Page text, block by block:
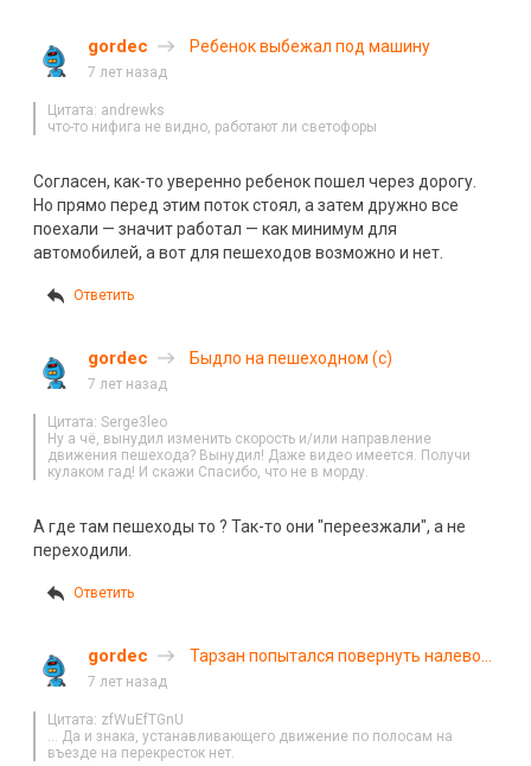
gordec Ребенок выбежал под машину
7 лет назад
Цитата: andrewks
что-то нифига не видно, работают ли светофоры
Согласен, как-то уверенно ребенок пошел через дорогу.
Но прямо перед этим поток стоял, а затем дружно все
поехали — значит работал — как минимум для
автомобилей, а вот для пешеходов возможно и нет.
Ответить
gordec Быдло на пешеходном (с)
7 лет назад
Цитата: Serge3leo
Ну а чё, вынудил изменить скорость и/или направление
движения пешехода? Вынудил! Даже видео имеется. Получи
кулаком гад! И скажи Спасибо, что не в морду.
А где там пешеходы то ? Так-то они "переезжали", а не
переходили.
Ответить
gordec
Тарзан попытался повернуть налево
7 лет назад
Цитата: zfWuEfTGnU
… Да и знака, устанавливающего движение по полосам на
въезде на перекресток нет.